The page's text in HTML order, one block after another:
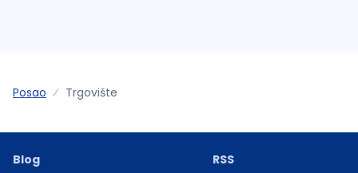
Posao Trgovište
Blog
RSS